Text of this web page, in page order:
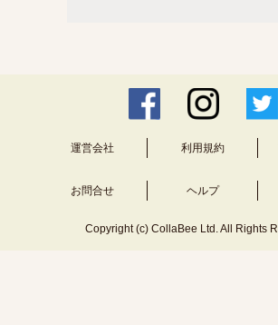
運営会社 利用規約
お問合せ ヘルプ
Copyright (c) CollaBee Ltd. All Rights